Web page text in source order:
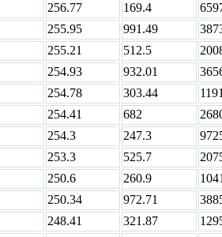
256.77 169.4
255.95 991.49
255.21 512.5
254.93 932.01
254.78 303.44
254.41 682
254.3 247.3
253.3 525.7
250.6 260.9
250.34 972.71
248.41 321.87